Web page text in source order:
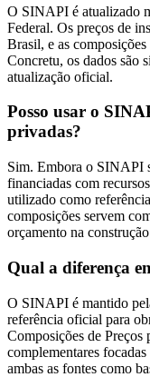
O SINAPI é atualizado
Federal. Os preços de
Brasil, e as
Concretu, os dados são
atualização oficial.
Posso usar o
privadas?
Sim. Embora o SINAPI
financiadas com
utilizado como
composições servem
orçamento na
Qual a diferença
O SINAPI é mantido
referência oficial para
Composições de Preços
complementares
ambas as fontes como